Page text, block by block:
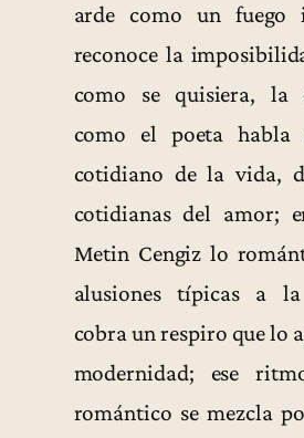
arde como un fuego
reconoce la
como se quisiera, la
como el poeta habla
cotidiano de la vida,
cotidianas del amor;
Metin Cengiz lo
alusiones típicas a la
cobra un respiro que lo
modernidad; ese
romántico se mezcla